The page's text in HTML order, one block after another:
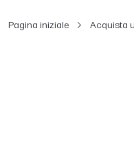
Pagina iniziale Acquista